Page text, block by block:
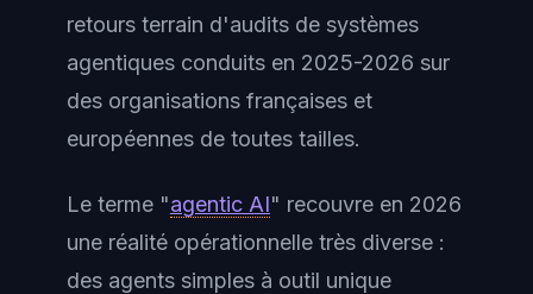
retours terrain d'audits de systèmes
agentiques conduits en 2025-2026 sur
des organisations françaises et
européennes de toutes tailles.
Le terme "agentic AI" recouvre en 2026
une réalité opérationnelle très diverse :
des agents simples à outil unique